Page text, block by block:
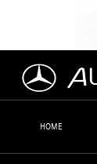
HOME